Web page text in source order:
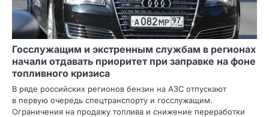
Госслужащим и экстренным службам в регионах
начали отдавать приоритет при заправке на фоне
топливного кризиса
В ряде российских регионов бензин на АЗС отпускают
в первую очередь спецтранспорту и госслужащим.
Ограничения на продажу топлива и снижение переработки